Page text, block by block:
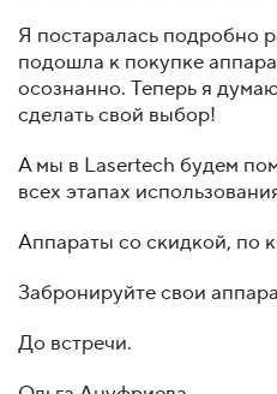
Я постаралась подробно
подошла к покупке
осознанно. Теперь я
сделать свой выбор!
А мы в Lasertech будем
всех этапах
Аппараты со скидкой, по
Забронируйте свои
До встречи.